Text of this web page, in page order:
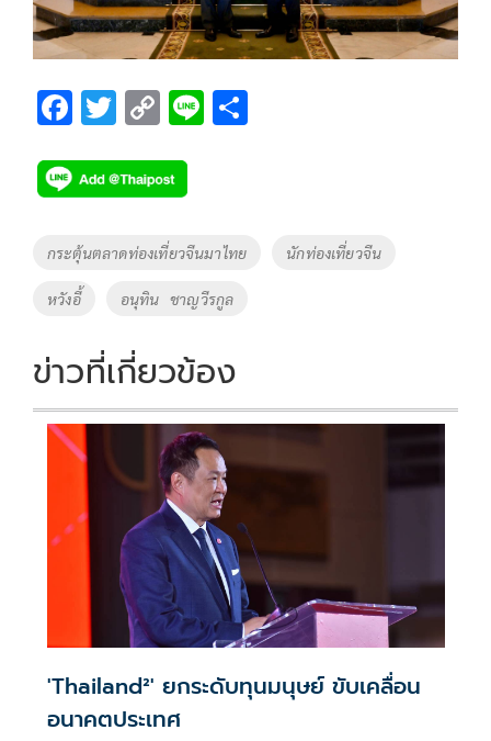
F
e
b
o
o
k
T
tt
er
C
p
y
Li
k
Li
Tags
กระตุ้นตลาดท่องเที่ยวจีนมาไทย นักท่องเที่ยวจีน
หวังอี้ อนุทิน ชาญวีรกูล
ข่าวที่เกี่ยวข้อง
'Thailand²' ยกระดับทุนมนุษย์ ขับเคลื่อน
อนาคตประเทศ